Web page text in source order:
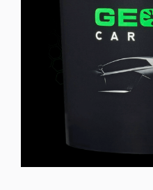
Αυτοκινήτου
ποσότητα